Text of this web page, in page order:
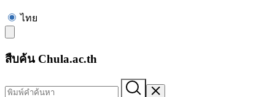
ไทย
สืบค้น Chula.ac.th